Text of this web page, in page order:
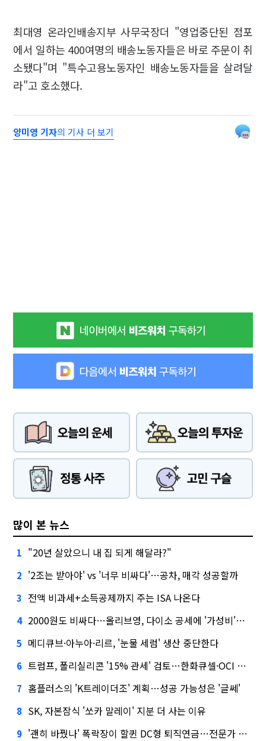
최대영 온라인배송지부 사무국장더 "영업중단된 점포
에서 일하는 400여명의 배송노동자들은 바로 주문이 취
소됐다"며 "특수고용노동자인 배송노동자들을 살려달
라"고 호소했다.
양미영 기자의 기사 더 보기
많이 본 뉴스
1 "20년 살았으니 내 집 되게 해달라?"
2 '2조는 받아야' vs '너무 비싸다'…공차, 매각 성공할까
3 전액 비과세+소득공제까지 주는 ISA 나온다
4 2000원도 비싸다…올리브영, 다이소 공세에 '가성비'로 맞불
5 메디큐브·아누아·리르, '눈물 세럼' 생산 중단한다
6 트럼프, 폴리실리콘 '15% 관세' 검토…한화큐셀·OCI 영향은?
7 홈플러스의 'K트레이더조' 계획…성공 가능성은 '글쎄'
8 SK, 자본잠식 '쏘카 말레이' 지분 더 사는 이유
9 '괜히 바꿨나' 폭락장이 할퀸 DC형 퇴직연금…전문가 조언은